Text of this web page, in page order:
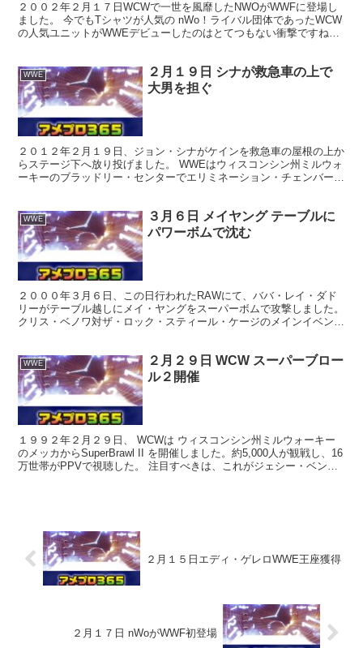
２００２年２月１７日WCWで一世を風靡したNWOがWWFに登場し
ました。 今でもTシャツが人気の nWo！ライバル団体であったWCW
の人気ユニットがWWEデビューしたのはとてつもない衝撃ですね！
WWE
２月１９日 シナが救急車の上で
大男を担ぐ
２０１２年２月１９日、ジョン・シナがケインを救急車の屋根の上か
らステージ下へ放り投げました。 WWEはウィスコンシン州ミルウォ
ーキーのブラッドリー・センターでエリミネーション・チェンバーを
WWE
３月６日 メイヤング テーブルに
パワーボムで沈む
２０００年３月６日、この日行われたRAWにて、ババ・レイ・ダド
リーがテーブル越しにメイ・ヤングをスーパーボムで攻撃しました。
クリス・ベノワ対ザ・ロック・スティール・ケージのメインイベント
WWE
２月２９日 WCW スーパーブロー
ル２開催
１９９２年２月２９日、 WCWは ウィスコンシン州ミルウォーキー
のメッカからSuperBrawl II を開催しました。約5,000人が観戦し、16
万世帯がPPVで視聴した。 注目すべきは、これがジェシー・ベンチ
２月１５日エディ・ゲレロWWE王座獲得
２月１７日 nWoがWWF初登場